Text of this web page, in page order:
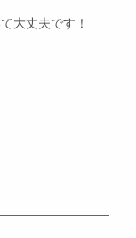
大丈夫です！